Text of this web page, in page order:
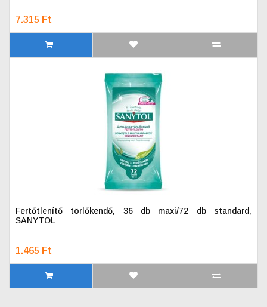
7.315 Ft
Fertőtlenítő törlőkendő, 36 db maxi/72 db standard,
SANYTOL
1.465 Ft